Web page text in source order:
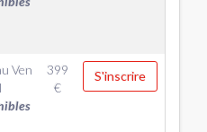
Ven
399
€
S'inscrire